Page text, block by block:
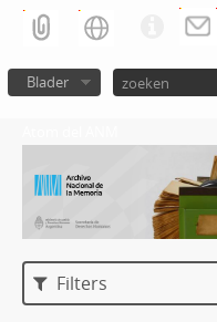
Blader
Filters